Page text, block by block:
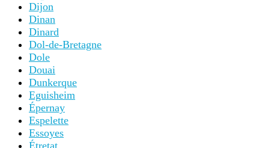
Dijon
Dinan
Dinard
Dol-de-Bretagne
Dole
Douai
Dunkerque
Eguisheim
Épernay
Espelette
Essoyes
Étretat